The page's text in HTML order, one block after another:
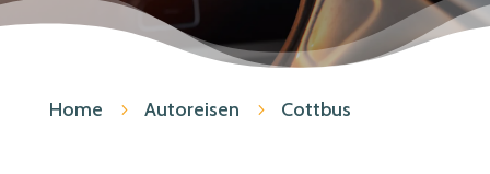
Home 5 Autoreisen 5 Cottbus